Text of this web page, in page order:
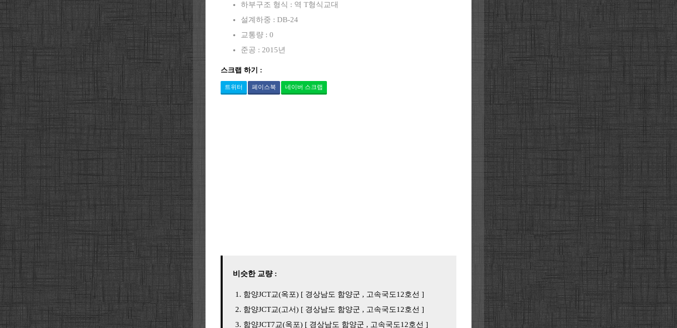
하부구조 형식 : 역 T형식교대
설계하중 : DB-24
교통량 : 0
준공 : 2015년
스크랩 하기 :
트위터 페이스북 네이버 스크랩
비슷한 교량 :
함양JCT교(옥포) [ 경상남도 함양군 , 고속국도12호선 ]
함양JCT교(고서) [ 경상남도 함양군 , 고속국도12호선 ]
함양JCT7교(옥포) [ 경상남도 함양군 , 고속국도12호선 ]